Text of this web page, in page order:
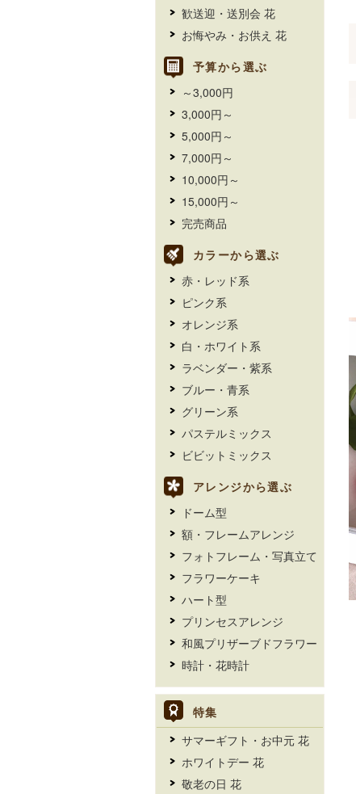
歓送迎・送別会 花
お悔やみ・お供え 花
予算から選ぶ
～3,000円
3,000円～
5,000円～
7,000円～
10,000円～
15,000円～
完売商品
カラーから選ぶ
赤・レッド系
ピンク系
オレンジ系
白・ホワイト系
ラベンダー・紫系
ブルー・青系
グリーン系
パステルミックス
ビビットミックス
アレンジから選ぶ
ドーム型
額・フレームアレンジ
フォトフレーム・写真立て
フラワーケーキ
ハート型
プリンセスアレンジ
和風プリザーブドフラワー
時計・花時計
特集
サマーギフト・お中元 花
ホワイトデー 花
敬老の日 花